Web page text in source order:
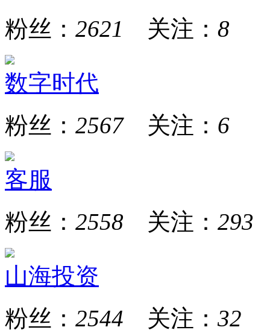
粉丝： 2621 关注： 8
数字时代
粉丝： 2567关注： 6
客服
粉丝： 2558 关注： 293
山海投资
粉丝： 2544 关注： 32